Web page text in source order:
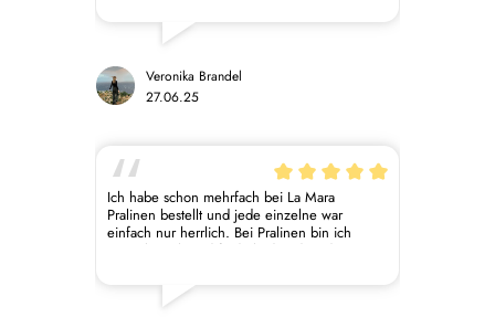
und auch Schokolade verschenkt und es ist
alles immer sehr sehr gut angekommen.
Veronika Brandel
27.06.25
Ich habe schon mehrfach bei La Mara
Pralinen bestellt und jede einzelne war
einfach nur herrlich. Bei Pralinen bin ich
super kritisch und finde leider, dass diese
bei La Mara. Alle Sorten, die ich bisher
probiert habe, waren einfach nur fantastisch.